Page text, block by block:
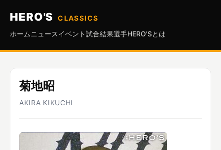
HERO'S
CLASSICS
ホーム ニュースイベント試合結果選手HERO'Sとは
菊地昭
AKIRA KIKUCHI